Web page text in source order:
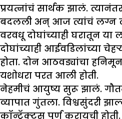
प्रयत्नांचं सार्थक झालं.
बदलली अन् आज त्यांचं लग्न
वरवधू दोघांच्याही घरातून या
दोघांच्याही आईवडिलांच्या
होता. दोन आठवड्यांचा
यशोधरा परत आली होती.
नेहमीचं आयुष्य सुरू झालं. गौतम
व्यापात गुंतला. विश्वसुंदरी
कॉन्ट्रॅक्ट्स पूर्ण करायची